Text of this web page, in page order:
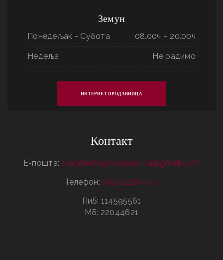
Земун
Понедељак - Субота 08.00ч – 20.00ч
Недеља Не радимо
ИНТЕРНЕТ ПРОДАВНИЦА
Контакт
Е-пошта:starahercegovackakuca@gmail.com
Телефон: 065/2288-747
Пиб: 114595561
Мб: 22044621